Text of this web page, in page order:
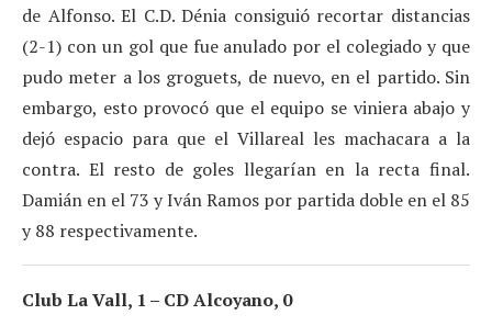
de Alfonso. El C.D. Dénia consiguió recortar distancias
(2-1) con un gol que fue anulado por el colegiado y que
pudo meter a los groguets, de nuevo, en el partido. Sin
embargo, esto provocó que el equipo se viniera abajo y
dejó espacio para que el Villareal les machacara a la
contra. El resto de goles llegarían en la recta final.
Damián en el 73 y Iván Ramos por partida doble en el 85
y 88 respectivamente.
Club La Vall, 1 – CD Alcoyano, 0